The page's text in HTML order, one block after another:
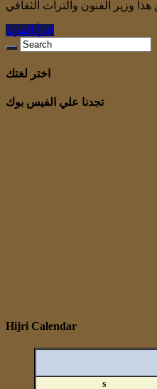
اقرأ المزيد
اختر لغتك
تجدنا علي الفيس بوك
Hijri Calendar
S